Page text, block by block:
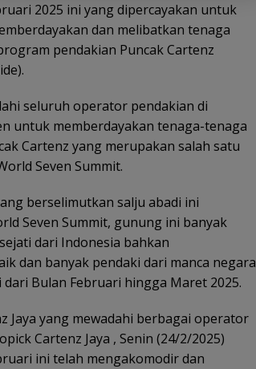
2025 ini yang dipercayakan untuk
dan melibatkan tenaga
pendakian Puncak Cartenz
seluruh operator pendakian di
untuk memberdayakan tenaga-tenaga
Cartenz yang merupakan salah satu
Seven Summit.
berselimutkan salju abadi ini
Seven Summit, gunung ini banyak
dari Indonesia bahkan
dan banyak pendaki dari manca negara
Bulan Februari hingga Maret 2025.
Jaya yang mewadahi berbagai operator
Cartenz Jaya , Senin (24/2/2025)
ini telah mengakomodir dan